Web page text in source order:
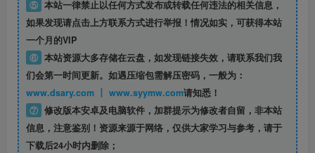
⑤ 本站一律禁止以任何方式发布或转载任何违法的相关信息，
如果发现请点击上方联系方式进行举报！情况如实，可获得本站
一个月的VIP
⑥ 本站资源大多存储在云盘，如发现链接失效，请联系我们我
们会第一时间更新。如遇压缩包需解压密码，一般为：
www.dsary.com 丨 www.syymw.com请知悉！
⑦ 修改版本安卓及电脑软件，加群提示为修改者自留， 非本站
信息，注意鉴别！资源来源于网络，仅供大家学习与参考，请于
下载后24小时内删除；